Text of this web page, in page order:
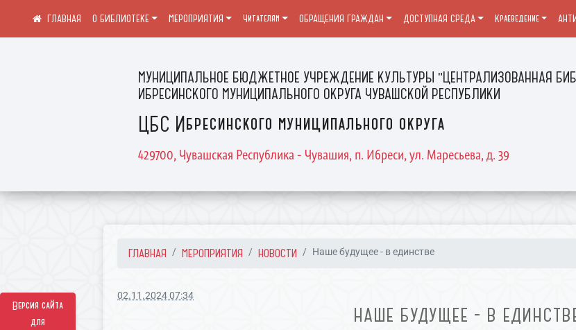
Версия сайта
для
МУНИЦИПАЛЬНОЕ БЮДЖЕТНОЕ УЧРЕЖДЕНИЕ КУЛЬТУРЫ "ЦЕНТРАЛИЗОВАННАЯ
ИБРЕСИНСКОГО МУНИЦИПАЛЬНОГО ОКРУГА ЧУВАШСКОЙ РЕСПУБЛИКИ
ЦБС Ибресинского муниципального округа
429700, Чувашская Республика - Чувашия, п. Ибреси, ул. Маресьева, д. 39
О БИБЛИОТЕКЕ МЕРОПРИЯТИЯ Читателям ОБРАЩЕНИЯ ГРАЖДАН ДОСТУПНАЯ СРЕДА Краеведение
ГЛАВНАЯ МЕРОПРИЯТИЯ НОВОСТИ Наше будущее - в единстве
02.11.2024 07:34
НАШЕ БУДУЩЕЕ - В